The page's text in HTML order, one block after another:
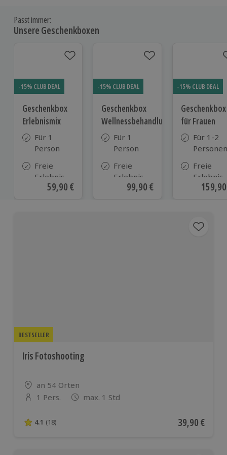
Passt immer:
Unsere Geschenkboxen
-15% CLUB DEAL
Geschenkbox
Erlebnismix
Für 1
Person
Freie
Erlebnis-
Auswahl
Aktueller Preis
59,90 €
-15% CLUB DEAL
Geschenkbox
Wellnessbehandlungen
Für 1
Person
Freie
Erlebnis-
Auswahl
Aktueller Preis
99,90 €
-15% CLUB DEAL
Geschenkbox
für Frauen
Für 1-2
Personen
Freie
Erlebnis-
Auswahl
Orten
BESTSELLER
Iris Fotoshooting
Standort
an 54 Orten
Anzahl der Teilnehmer
1 Pers. max. 1 Std
4.1 von 5 Sternen basierend auf 18 Bewertungen
4.1 (18) Aktueller
39,90 €